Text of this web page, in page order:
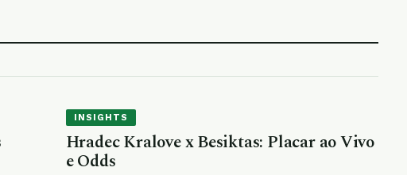
INSIGHTS
Hradec Kralove x Besiktas: Placar ao Vivo
e Odds